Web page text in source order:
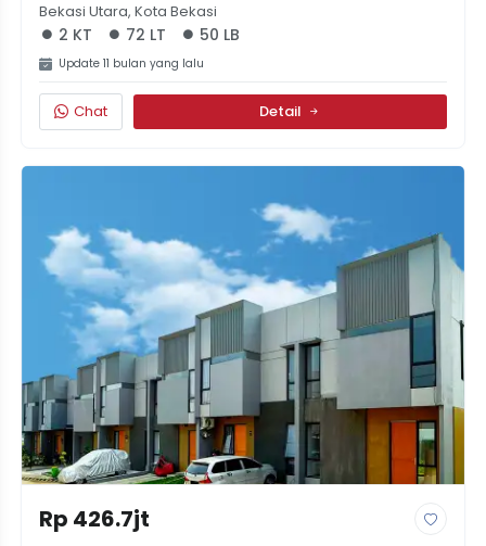
Bekasi Utara, Kota Bekasi
2 KT 72 LT 50 LB
Update 11 bulan yang lalu
Chat Detail
Rp 426.7jt